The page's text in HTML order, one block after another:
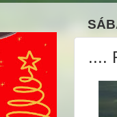
....